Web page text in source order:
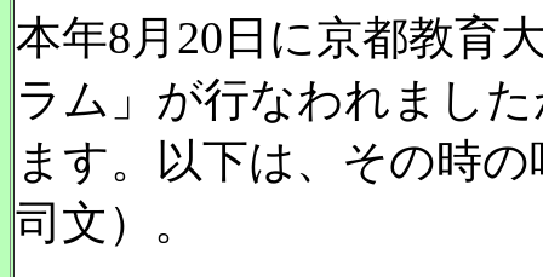
本年8月20日に京都教育
ラム」が行なわれまし
ます。以下は、その時
司文）。